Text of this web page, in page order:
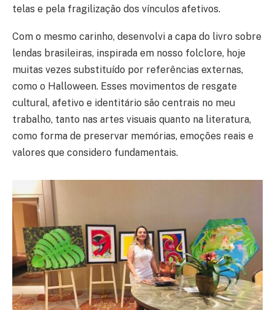
telas e pela fragilização dos vínculos afetivos.
Com o mesmo carinho, desenvolvi a capa do livro sobre
lendas brasileiras, inspirada em nosso folclore, hoje
muitas vezes substituído por referências externas,
como o Halloween. Esses movimentos de resgate
cultural, afetivo e identitário são centrais no meu
trabalho, tanto nas artes visuais quanto na literatura,
como forma de preservar memórias, emoções reais e
valores que considero fundamentais.